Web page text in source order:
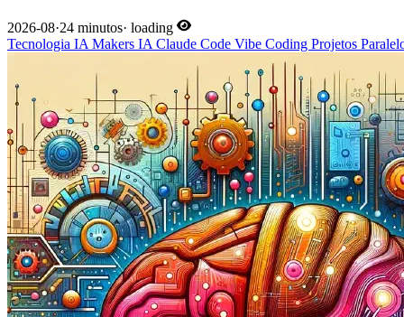
2026-08·24 minutos· loading
Tecnologia IA Makers IA Claude Code Vibe Coding Projetos